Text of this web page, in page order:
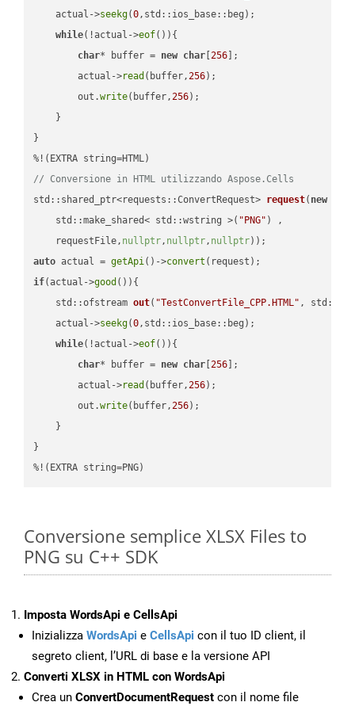
    actual->
seekg(0,std::ios_base::beg);
while(!actual->eof()){
char* buffer = new char [256 ];
        actual->
read (buffer,256);
        out.
write(buffer,256);
    }
}
// Conversione in HTML utilizzando Aspose.Cells
std::shared_ptr<requests::ConvertRequest> request( new
    std::make_shared< std::wstring >(
"PNG" ) ,
    requestFile,
nullptr, nullptr, nullptr))
auto actual = getApi()->convert
if(actual->good ()){
std::ofstream out( "TestConvertFile_CPP.HTML" ,
    actual->
seekg(0,std::ios_base::beg);
while(!actual->eof()){
char* buffer = new char [256 ];
        actual->
read (buffer,256);
        out.
write(buffer,256);
    }
}
%!(EXTRA string=PNG)
Conversione semplice XLSX Files to
PNG su C++ SDK
Imposta WordsApi e CellsApi
Inizializza WordsApi e CellsApi con il tuo ID client, il
segreto client, l’URL di base e la versione API
Converti XLSX in HTML con WordsApi
Crea un ConvertDocumentRequest con il nome file